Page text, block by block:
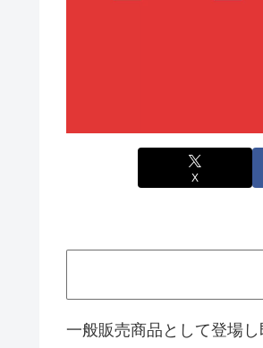
X
一般販売商品として登場